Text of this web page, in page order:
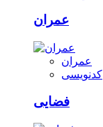
عمران
عمران
کدنویسی
فضایی